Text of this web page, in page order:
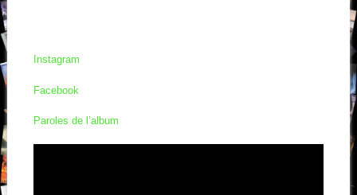
Instagram
Facebook
Paroles de l’album